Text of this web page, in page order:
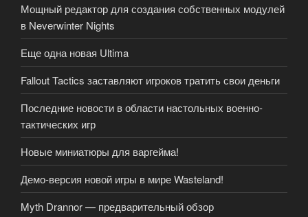
Мощный редактор для создания собственных модулей
в Neverwinter Nights
Еще одна новая Ultima
Fallout Tactics заставляют игроков тратить свои деньги
Последние новости в области настольных военно-
тактических игр
Новые миниатюры для варгейма!
Демо-версия новой игры в мире Wasteland!
Myth Drannor — предварительный обзор